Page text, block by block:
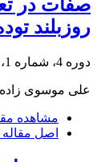
صفات در
روزبلند
دوره 4، شماره 1، خرداد 1398، صفحه
علی موسوی زاده
مشاهده
اصل مقاله